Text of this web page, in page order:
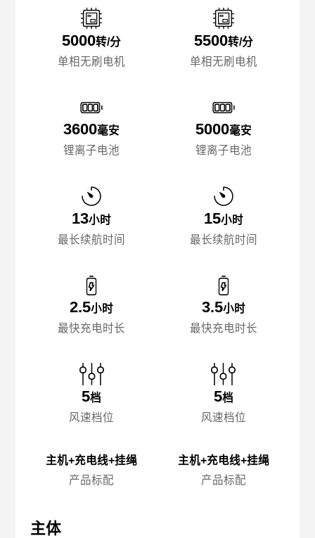
5000转/分
单相无刷电机
3600毫安
锂离子电池
13小时
最长续航时间
2.5小时
最快充电时长
5档
风速档位
主机+充电线+挂绳
产品标配
主体
5500转/分
单相无刷电机
5000毫安
锂离子电池
15小时
最长续航时间
3.5小时
最快充电时长
5档
风速档位
主机+充电线+挂绳
产品标配